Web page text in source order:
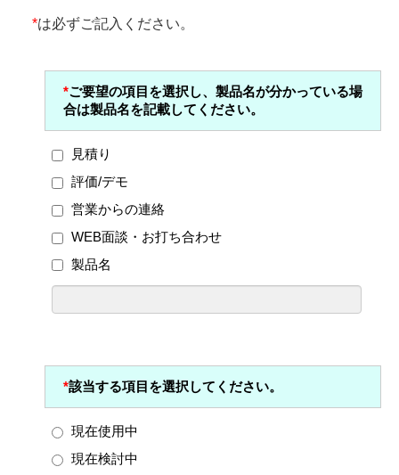
*は必ずご記入ください。
*ご要望の項目を選択し、製品名が分かっている場
合は製品名を記載してください。
見積り
評価/デモ
営業からの連絡
WEB面談・お打ち合わせ
製品名
*該当する項目を選択してください。
現在使用中
現在検討中